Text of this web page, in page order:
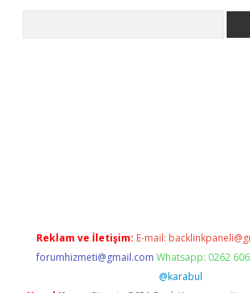
Reklam ve İletişim: E-mail:
forumhizmeti@gmail.com Whatsapp: 0262
@karabul